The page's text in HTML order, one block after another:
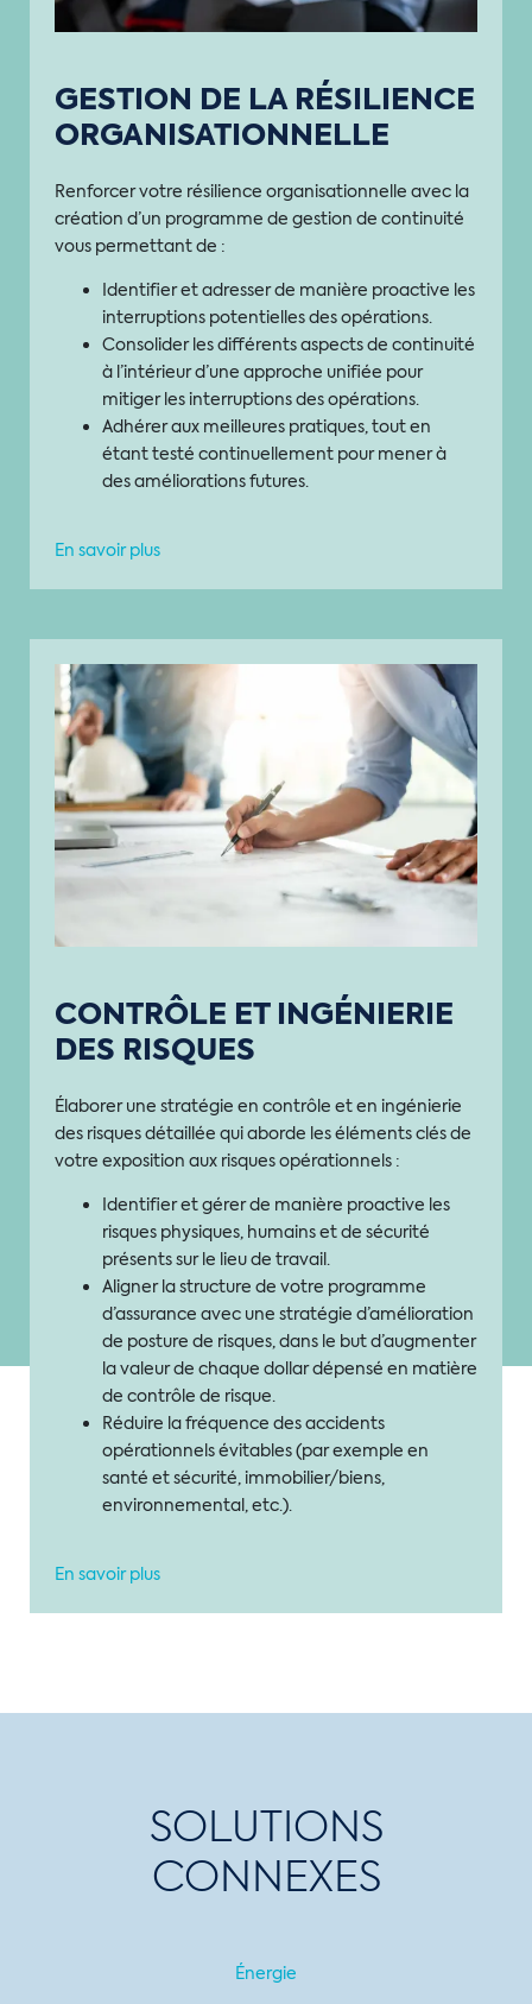
GESTION DE LA RÉSILIENCE
ORGANISATIONNELLE
Renforcer votre résilience organisationnelle avec la
création d’un programme de gestion de continuité
vous permettant de :
Identifier et adresser de manière proactive les
interruptions potentielles des opérations.
Consolider les différents aspects de continuité
à l’intérieur d’une approche unifiée pour
mitiger les interruptions des opérations.
Adhérer aux meilleures pratiques, tout en
étant testé continuellement pour mener à
des améliorations futures.
En savoir plus
CONTRÔLE ET INGÉNIERIE
DES RISQUES
Élaborer une stratégie en contrôle et en ingénierie
des risques détaillée qui aborde les éléments clés de
votre exposition aux risques opérationnels :
Identifier et gérer de manière proactive les
risques physiques, humains et de sécurité
présents sur le lieu de travail.
Aligner la structure de votre programme
d’assurance avec une stratégie d’amélioration
de posture de risques, dans le but d’augmenter
la valeur de chaque dollar dépensé en matière
de contrôle de risque.
Réduire la fréquence des accidents
opérationnels évitables (par exemple en
santé et sécurité, immobilier/biens,
environnemental, etc.).
En savoir plus
SOLUTIONS
CONNEXES
Énergie